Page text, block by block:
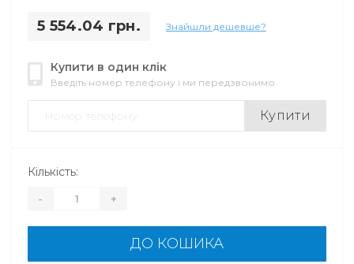
5 554.04 грн. Знайшли дешевше?
Купити в один клік
Введіть номер телефону і ми передзвонимо
Купити
Кількість:
- +
ДО КОШИКА